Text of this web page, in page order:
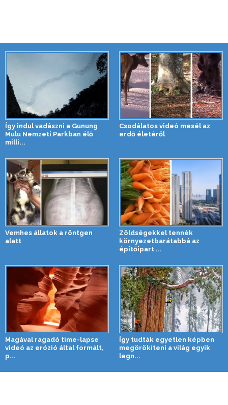
Így indul vadászni a Gunung
Mulu Nemzeti Parkban élő
milli...
Csodálatos videó mesél az
erdő életéről
Vemhes állatok a röntgen
alatt
Zöldségekkel tennék
környezetbarátabbá az
építőipart ̵...
Magával ragadó time-lapse
videó az erózió által formált,
p...
Így tudták egyetlen képben
megörökíteni a világ egyik
legn...